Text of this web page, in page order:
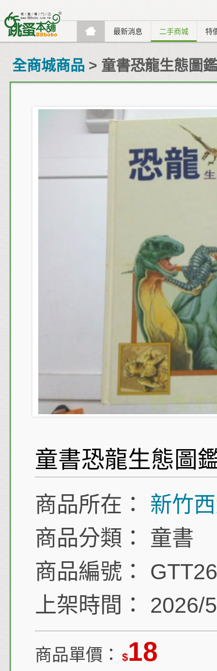
最新消息 二手商城 特
全商城商品 > 童書恐龍生態圖鑑
童書恐龍生態圖
商品所在：
新竹
商品分類：
童書
商品編號：
上架時間：
2026/
商品單價： $18